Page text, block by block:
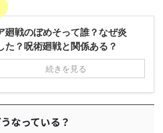
廻戦のぼめそって誰？なぜ炎
た？呪術廻戦と関係ある？
続きを見る
なっている？